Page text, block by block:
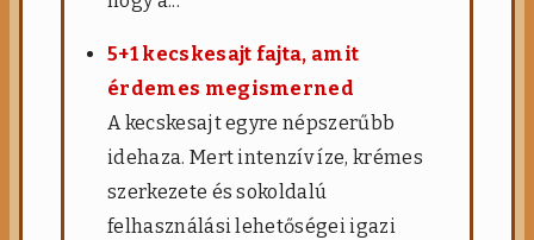
5+1 kecskesajt fajta, amit
érdemes megismerned
A kecskesajt egyre népszerűbb
idehaza. Mert intenzív íze, krémes
szerkezete és sokoldalú
felhasználási lehetőségei igazi